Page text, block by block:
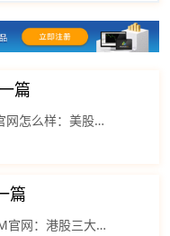
篇
捷凯官网怎么样：美股上周五全线收涨 道指涨超200点
篇
TMGM官网：港股三大指数小幅低开 恒生指数跌幅0.39%